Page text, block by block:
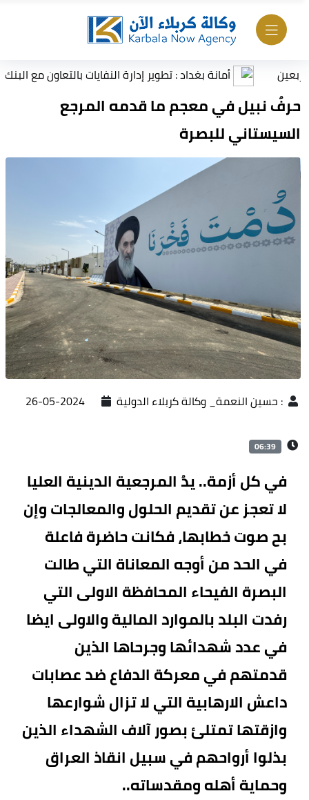
أمانة بغداد : تطوير إدارة النفايات بالتعاون مع البنك الدولي
حرفٌ نبيل في معجم ما قدمه المرجع
السيستاني للبصرة
حسين النعمة_ وكالة كربلاء الدولية 2024-05-26
06:39
في كل أزمة.. يدُ المرجعية الدينية العليا
لا تعجز عن تقديم الحلول والمعالجات وإن
بح صوت خطابها، فكانت حاضرة فاعلة
في الحد من أوجه المعاناة التي طالت
البصرة الفيحاء المحافظة الاولى التي
رفدت البلد بالموارد المالية والاولى ايضا
في عدد شهدائها وجرحاها الذين
قدمتهم في معركة الدفاع ضد عصابات
داعش الارهابية التي لا تزال شوارعها
وازقتها تمتلئ بصور آلاف الشهداء الذين
بذلوا أرواحهم في سبيل انقاذ العراق
وحماية أهله ومقدساته..